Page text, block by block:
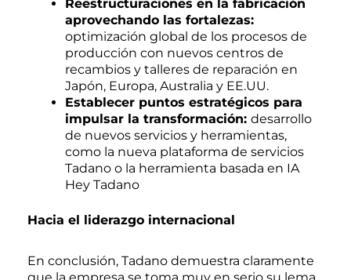
Reestructuraciones en la fabricación
aprovechando las fortalezas:
optimización global de los procesos de
producción con nuevos centros de
recambios y talleres de reparación en
Japón, Europa, Australia y EE.UU.
Establecer puntos estratégicos para
impulsar la transformación: desarrollo
de nuevos servicios y herramientas,
como la nueva plataforma de servicios
Tadano o la herramienta basada en IA
Hey Tadano
Hacia el liderazgo internacional
En conclusión, Tadano demuestra claramente